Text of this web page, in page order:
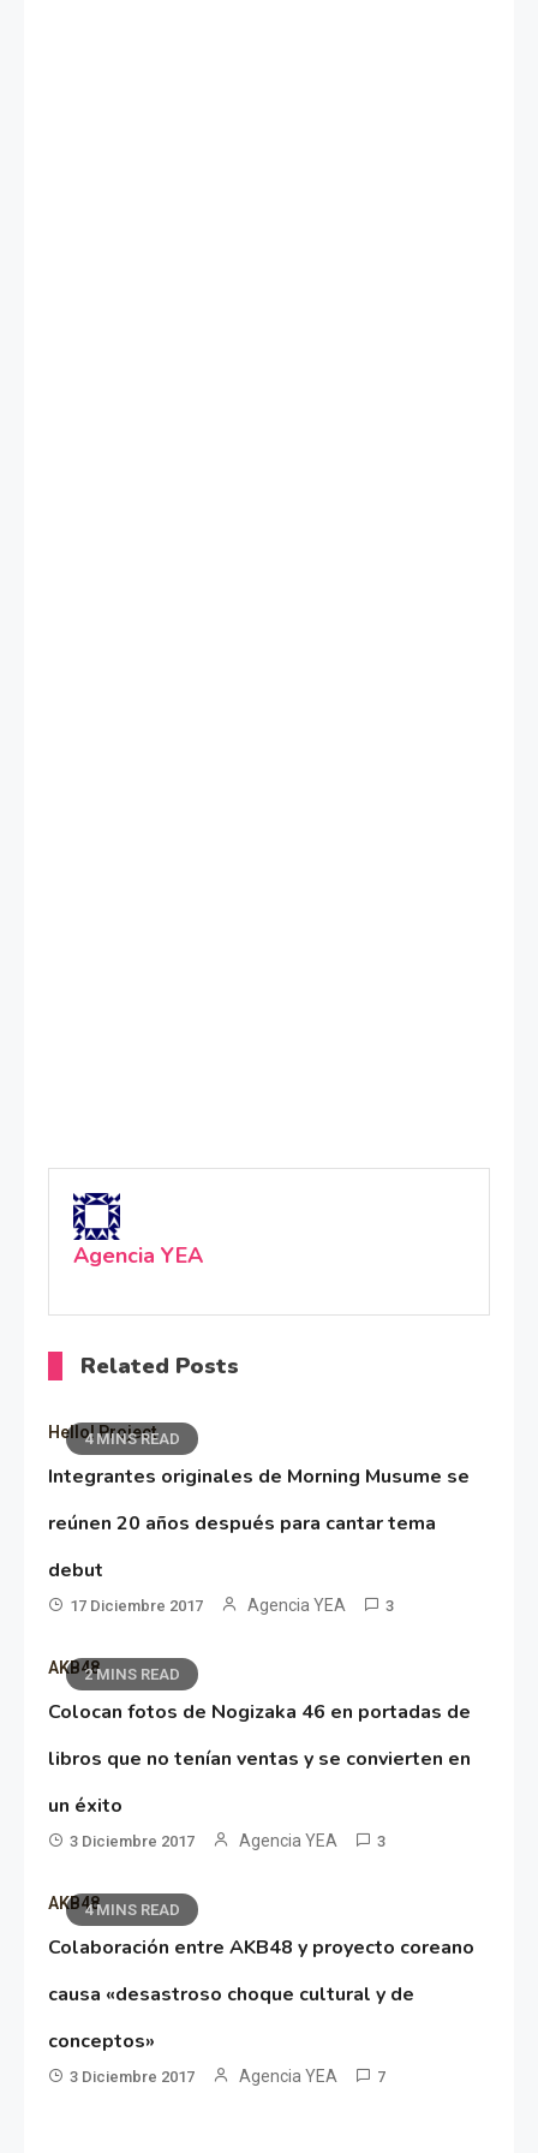
Agencia YEA
Related Posts
4 MINS READ
Hello! Project
Integrantes originales de Morning Musume se
reúnen 20 años después para cantar tema
debut
17 Diciembre 2017 Agencia YEA 3
2 MINS READ
AKB48
Colocan fotos de Nogizaka 46 en portadas de
libros que no tenían ventas y se convierten en
un éxito
3 Diciembre 2017 Agencia YEA 3
4 MINS READ
AKB48
Colaboración entre AKB48 y proyecto coreano
causa «desastroso choque cultural y de
conceptos»
3 Diciembre 2017 Agencia YEA 7